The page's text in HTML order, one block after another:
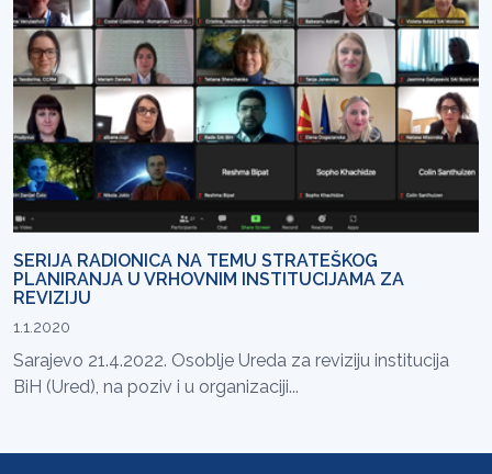
SERIJA RADIONICA NA TEMU STRATEŠKOG
PLANIRANJA U VRHOVNIM INSTITUCIJAMA ZA
REVIZIJU
1.1.2020
Sarajevo 21.4.2022. Osoblje Ureda za reviziju institucija
BiH (Ured), na poziv i u organizaciji...